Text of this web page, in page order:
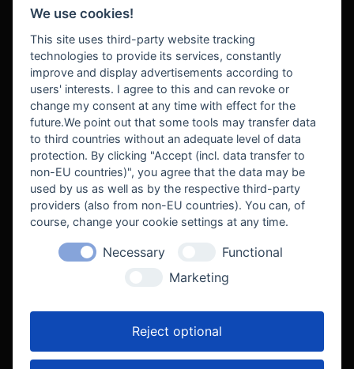
BEKANNT AUS
We use cookies!
This site uses third-party website tracking
technologies to provide its services, constantly
improve and display advertisements according to
users' interests. I agree to this and can revoke or
change my consent at any time with effect for the
future.We point out that some tools may transfer data
to third countries without an adequate level of data
protection. By clicking "Accept (incl. data transfer to
non-EU countries)", you agree that the data may be
used by us as well as by the respective third-party
providers (also from non-EU countries). You can, of
course, change your cookie settings at any time.
Necessary
Functional
Marketing
Reject optional